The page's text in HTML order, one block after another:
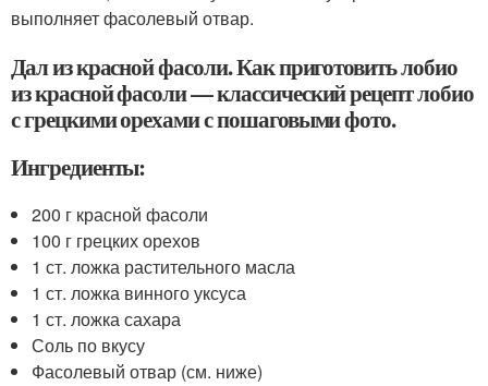
выполняет фасолевый отвар.
Дал из красной фасоли. Как приготовить лобио
из красной фасоли — классический рецепт лобио
с грецкими орехами с пошаговыми фото.
Ингредиенты:
200 г красной фасоли
100 г грецких орехов
1 ст. ложка растительного масла
1 ст. ложка винного уксуса
1 ст. ложка сахара
Соль по вкусу
Фасолевый отвар (см. ниже)